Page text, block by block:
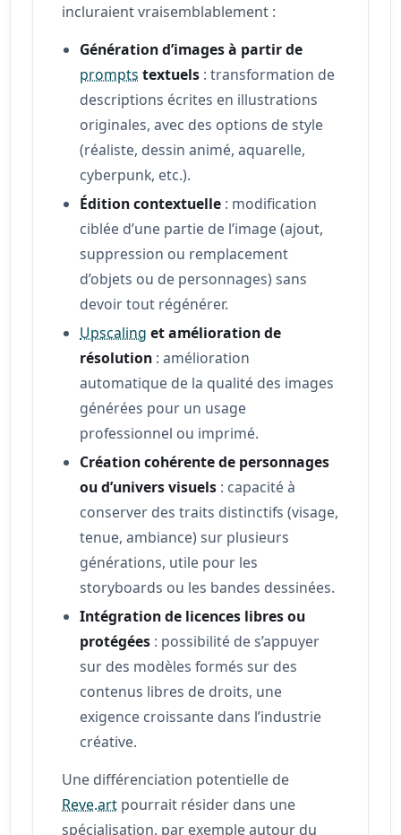
incluraient vraisemblablement :
Génération d’images à partir de
prompts textuels : transformation de
descriptions écrites en illustrations
originales, avec des options de style
(réaliste, dessin animé, aquarelle,
cyberpunk, etc.).
Édition contextuelle : modification
ciblée d’une partie de l’image (ajout,
suppression ou remplacement
d’objets ou de personnages) sans
devoir tout régénérer.
Upscaling et amélioration de
résolution : amélioration
automatique de la qualité des images
générées pour un usage
professionnel ou imprimé.
Création cohérente de personnages
ou d’univers visuels : capacité à
conserver des traits distinctifs (visage,
tenue, ambiance) sur plusieurs
générations, utile pour les
storyboards ou les bandes dessinées.
Intégration de licences libres ou
protégées : possibilité de s’appuyer
sur des modèles formés sur des
contenus libres de droits, une
exigence croissante dans l’industrie
créative.
Une différenciation potentielle de
Reve.art pourrait résider dans une
spécialisation, par exemple autour du